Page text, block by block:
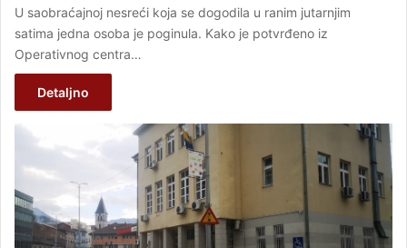
U saobraćajnoj nesreći koja se dogodila u ranim jutarnjim
satima jedna osoba je poginula. Kako je potvrđeno iz
Operativnog centra…
Detaljno